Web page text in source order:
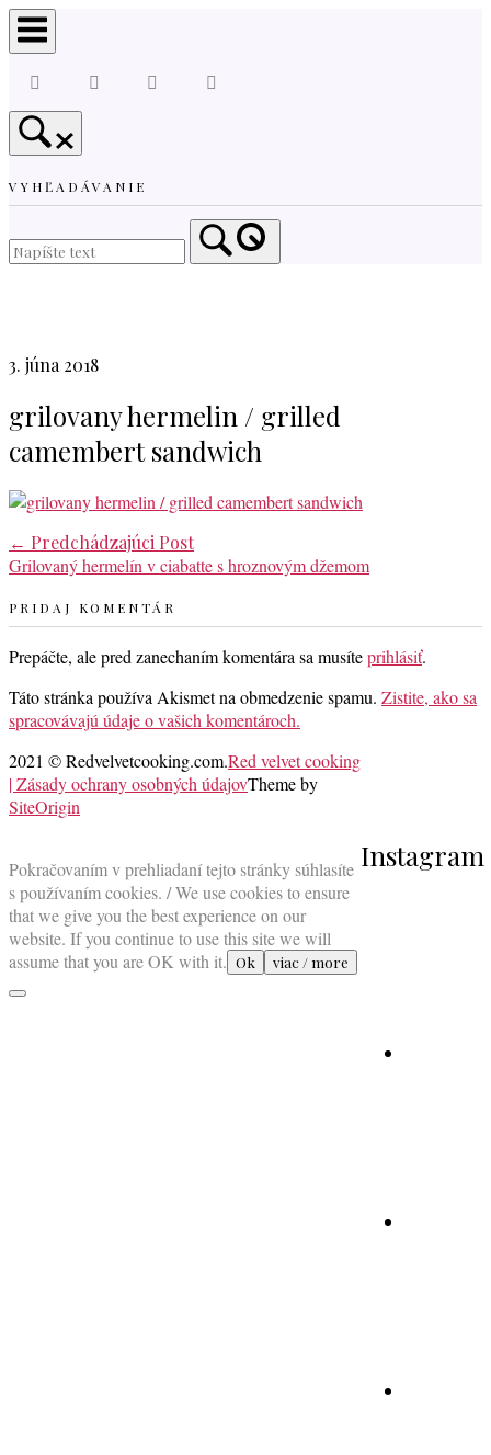
Skip
to
VYHĽADÁVANIE
3. júna 2018
grilovany hermelin / grilled
camembert sandwich
Post
navigation
← Predchádzajúci Post
Grilovaný hermelín v ciabatte s hroznovým džemom
PRIDAJ KOMENTÁR
Prepáčte, ale pred zanechaním komentára sa musíteprihlásiť.
Táto stránka používa Akismet na obmedzenie spamu. Zistite, ako sa
spracovávajú údaje o vašich komentároch.
Instagram
2021 © Redvelvetcooking.com.Red velvet cooking
| Zásady ochrany osobných údajovTheme by
SiteOrigin
top
Pokračovaním v prehliadaní tejto stránky súhlasíte
s používaním cookies. / We use cookies to ensure
that we give you the best experience on our
website. If you continue to use this site we will
assume that you are OK with it. Ok viac / more